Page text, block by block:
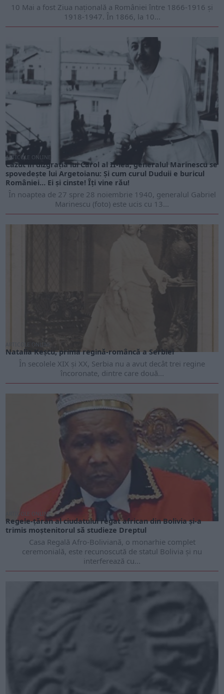
10 Mai a fost Ziua națională a României între 1866-1916 și
1918-1947. În 1866, la 10...
ARTICOLE ONLINE
Căzut în dizgrația lui Carol al II-lea, generalul Marinescu se
spovedește lui Argetoianu: Și cum curul Duduii e buricul
României… Ei şi cinste! Îţi vine rău!
În noaptea de 27 spre 28 noiembrie 1940, generalul Gabriel
Marinescu (foto) este ucis cu 13...
ARTICOLE ONLINE
Natalia Keșcu, prima regină-româncă a Serbiei
În secolele XIX și XX, Serbia nu a avut decât trei regine
încoronate, dintre care două...
ARTICOLE ONLINE
Regele-țăran al ciudatului regat african din Bolivia și-a
trimis moștenitorul să studieze Dreptul
Casa Regală Afro-Boliviană, o monarhie complet
ceremonială, este recunoscută de statul Bolivia și nu
interferează cu...